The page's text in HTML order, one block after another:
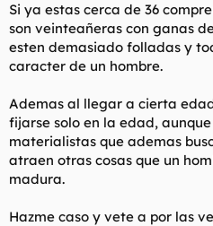
Si ya estas cerca de 36
son veinteañeras con ganas
esten demasiado folladas y
caracter de un hombre.
Ademas al llegar a cierta
fijarse solo en la edad,
materialistas que ademas
atraen otras cosas que un
madura.
Hazme caso y vete a por las